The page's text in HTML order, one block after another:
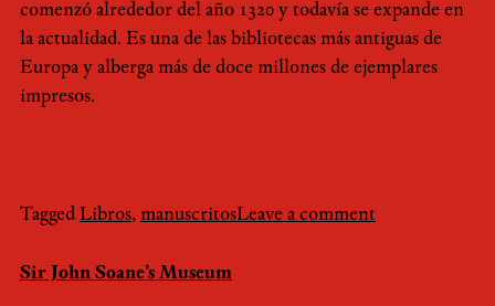
comenzó alrededor del año 1320 y todavía se expande en
la actualidad. Es una de las bibliotecas más antiguas de
Europa y alberga más de doce millones de ejemplares
impresos.
Tagged Libros, manuscritosLeave a comment
Sir John Soane’s Museum